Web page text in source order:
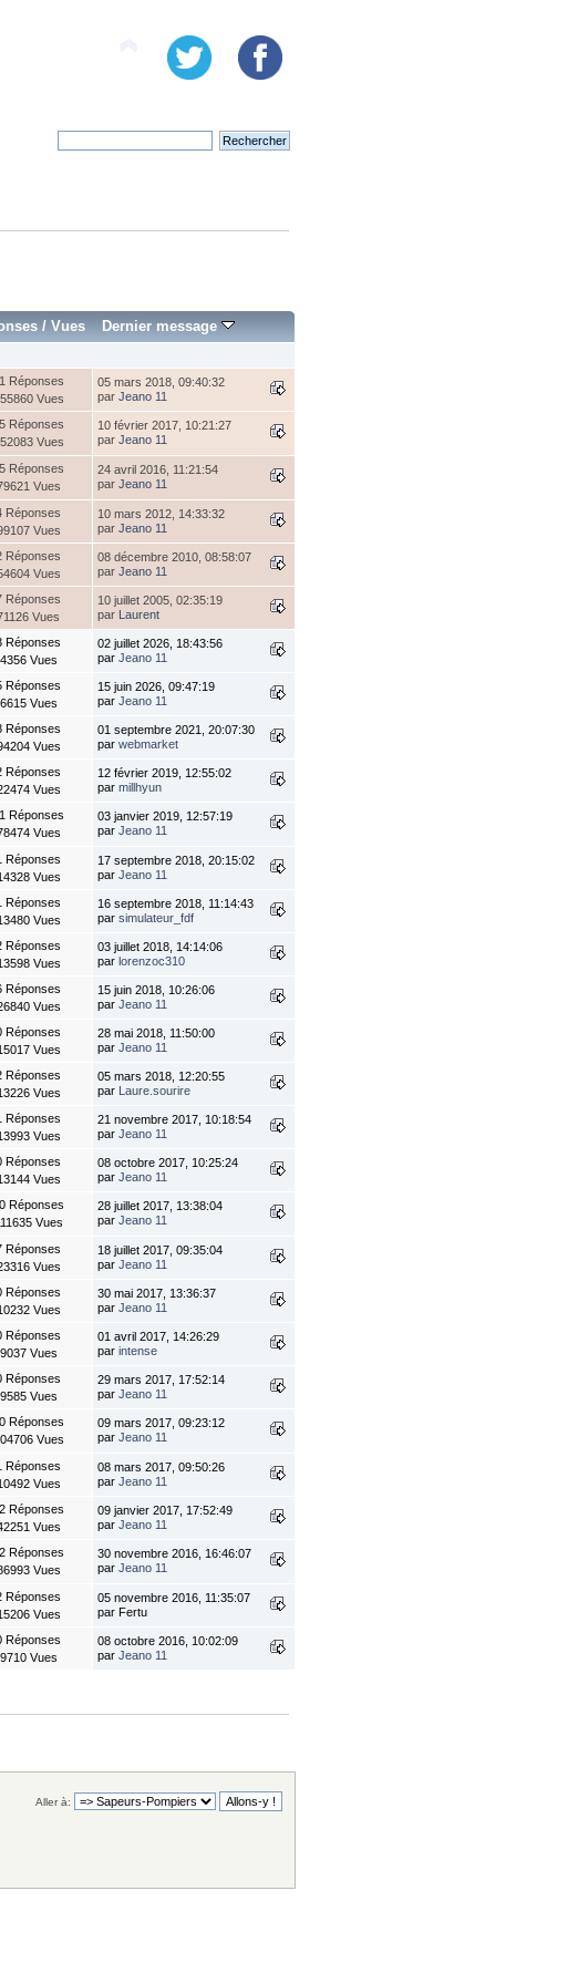
/Vues Dernier message
Réponses
Vues
05 mars 2018, 09:40:32
parJeano 11
Réponses
Vues
10 février 2017, 10:21:27
parJeano 11
Réponses
Vues
24 avril 2016, 11:21:54
parJeano 11
Réponses
Vues
10 mars 2012, 14:33:32
parJeano 11
Réponses
Vues
08 décembre 2010, 08:58:07
parJeano 11
Réponses
Vues
10 juillet 2005, 02:35:19
par Laurent
Réponses
4356 Vues
02 juillet 2026, 18:43:56
parJeano 11
Réponses
6615 Vues
15 juin 2026, 09:47:19
parJeano 11
Réponses
Vues
01 septembre 2021, 20:07:30
parwebmarket
Réponses
Vues
12 février 2019, 12:55:02
parmillhyun
Réponses
Vues
03 janvier 2019, 12:57:19
parJeano 11
Réponses
Vues
17 septembre 2018, 20:15:02
parJeano 11
Réponses
Vues
16 septembre 2018, 11:14:43
parsimulateur_fdf
Réponses
Vues
03 juillet 2018, 14:14:06
parlorenzoc310
Réponses
Vues
15 juin 2018, 10:26:06
parJeano 11
Réponses
Vues
28 mai 2018, 11:50:00
parJeano 11
Réponses
Vues
05 mars 2018, 12:20:55
par Laure.sourire
Réponses
Vues
21 novembre 2017, 10:18:54
parJeano 11
Réponses
Vues
08 octobre 2017, 10:25:24
parJeano 11
Réponses
Vues
28 juillet 2017, 13:38:04
parJeano 11
Réponses
Vues
18 juillet 2017, 09:35:04
parJeano 11
Réponses
Vues
30 mai 2017, 13:36:37
parJeano 11
Réponses
9037 Vues
01 avril 2017, 14:26:29
parintense
Réponses
9585 Vues
29 mars 2017, 17:52:14
parJeano 11
Réponses
Vues
09 mars 2017, 09:23:12
parJeano 11
Réponses
Vues
08 mars 2017, 09:50:26
parJeano 11
Réponses
Vues
09 janvier 2017, 17:52:49
parJeano 11
Réponses
Vues
30 novembre 2016, 16:46:07
parJeano 11
Réponses
Vues
05 novembre 2016, 11:35:07
par Fertu
Réponses
9710 Vues
08 octobre 2016, 10:02:09
parJeano 11
Aller à: